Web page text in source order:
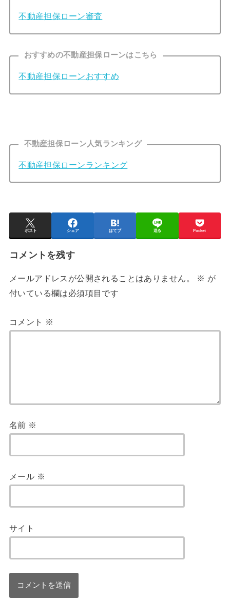
不動産担保ローン審査
おすすめの不動産担保ローンはこちら
不動産担保ローンおすすめ
不動産担保ローン人気ランキング
不動産担保ローンランキング
ポスト シェア はてブ 送る Pocket
コメントを残す
メールアドレスが公開されることはありません。 ※ が
付いている欄は必須項目です
コメント ※
名前 ※
メール ※
サイト